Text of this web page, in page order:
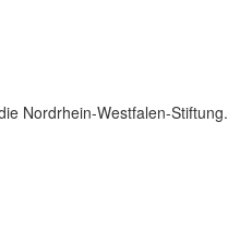
Nordrhein-Westfalen-Stiftung.